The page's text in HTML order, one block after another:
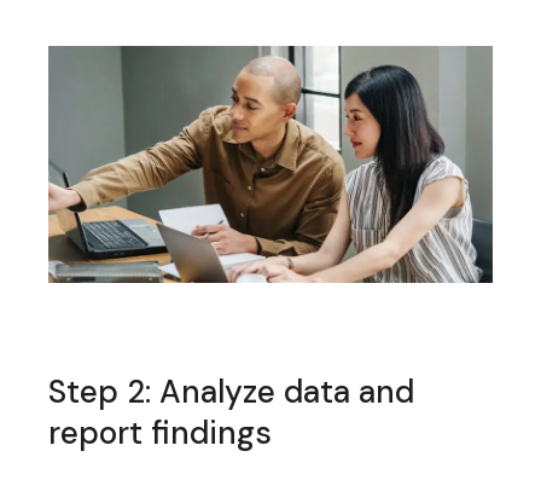
Step 2: Analyze data and
report findings